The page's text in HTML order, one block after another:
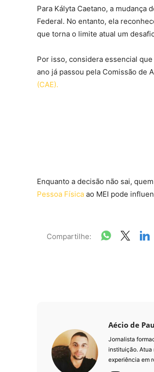
Para Kályta Caetano, a mudança
Federal. No entanto, ela
que torna o limite atual um
Por isso, considera essencial
ano já passou pela Comissão de
(CAE).
Enquanto a decisão não sai,
Pessoa Física ao MEI pode
Compartilhe:
Aécio de
Jornalista
instituição. Atua
experiência em